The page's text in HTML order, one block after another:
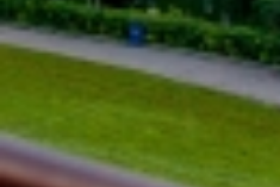
Погода
Туман
Снег